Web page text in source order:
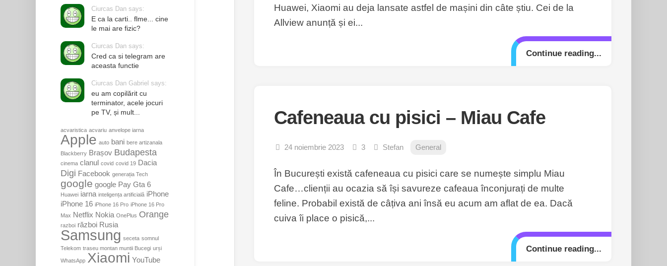
Ciurcas Dan says:
E ca la carti.. flme... cine
le mai are fizic?
Ciurcas Dan says:
Cred ca si telegram are
aceasta functie
Ciurcas Dan Gabriel says:
eu am copilărit cu
terminator, acele jocuri
pe TV, și mult...
acvaristica acvariu anvelope iarna
Apple auto bani bere artizanala
Blackberry Brașov Budapesta
cinema clanul covid covid 19 Dacia
Digi Facebook generația Tech
google google Pay Gta 6
Huawei iarna inteligența artificială iPhone
iPhone 16 iPhone 16 Pro iPhone 16 Pro
Max Netflix Nokia OnePlus Orange
razboi război Rusia
Samsung seceta somnul
Telekom traseu montan muntii Bucegi urși
WhatsApp Xiaomi YouTube
Huawei, Xiaomi au deja lansate astfel de mașini din câte știu. Cei de la
Allview anunță și ei...
Continue reading...
Cafeneaua cu pisici – Miau Cafe
24 noiembrie 2023 3 Stefan General
În București există cafeneaua cu pisici care se numește simplu Miau
Cafe…clienții au ocazia să își savureze cafeaua înconjurați de multe
feline. Probabil există de câțiva ani însă eu acum am aflat de ea. Dacă
cuiva îi place o pisică,...
Continue reading...